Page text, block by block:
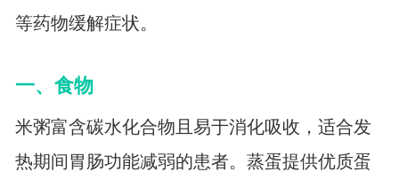
等药物缓解症状。
一、食物
米粥富含碳水化合物且易于消化吸收，适合发
热期间胃肠功能减弱的患者。蒸蛋提供优质蛋